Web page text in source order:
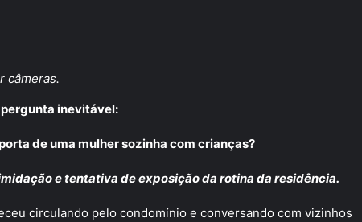
câmeras.
pergunta inevitável:
de uma mulher sozinha com crianças?
e tentativa de exposição da rotina da residência.
circulando pelo condomínio e conversando com vizinhos